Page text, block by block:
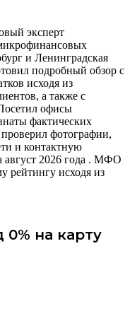
эксперт
и Ленинградская
подробный обзор с
исходя из
а также с
офисы
фактических
фотографии,
и контактную
2026 года . МФО
рейтингу исходя из
на карту